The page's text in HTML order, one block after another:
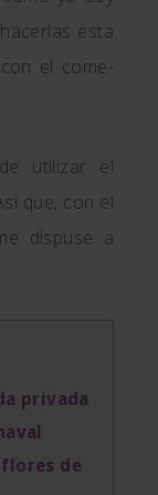
esta
el come-
utilizar el
que, con el
dispuse a
privada
flores de